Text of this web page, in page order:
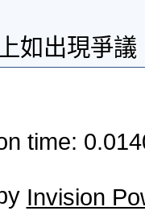
如出現爭
time:
Invision